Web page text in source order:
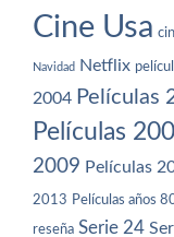
Cine Usa
Navidad Netflix
2004 Películas
Películas
2009 Películas
2013 Películas años
reseña Serie 24